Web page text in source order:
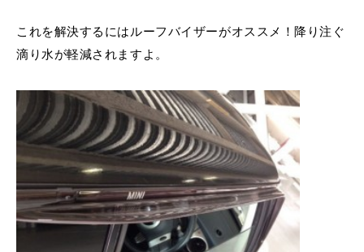
これを解決するにはルーフバイザーがオススメ！降り注ぐ
滴り水が軽減されますよ。